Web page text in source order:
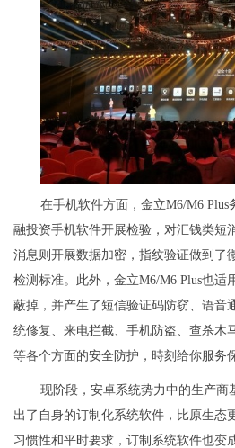
在手机软件方面，金立M6/M6
融投资手机软件开展检验，对汇钱类短
消息则开展数据加密，指纹验证做到了
检测标准。此外，金立M6/M6 Plus也适
蔽掉，并产生了短信验证码防窃、语音
统修复、来电拦截、手机防盗、查杀木
等各个方面的安全防护，時刻给你服务
现阶段，安卓系统势力中的生产商
出了自身的订制化系统软件，比原生态
习惯性和平时要求，订制系统软件也变